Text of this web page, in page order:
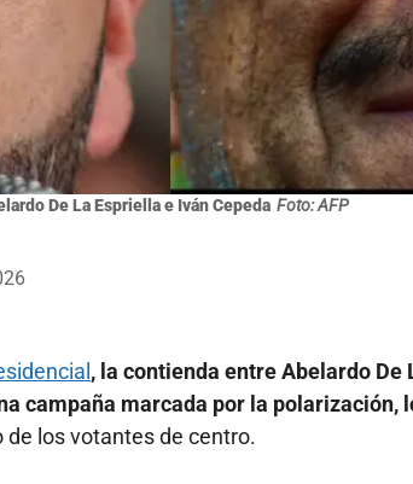
De La Espriella e Iván Cepeda Foto: AFP
, la contienda entre Abelardo De
campaña marcada por la polarización,
los votantes de centro.